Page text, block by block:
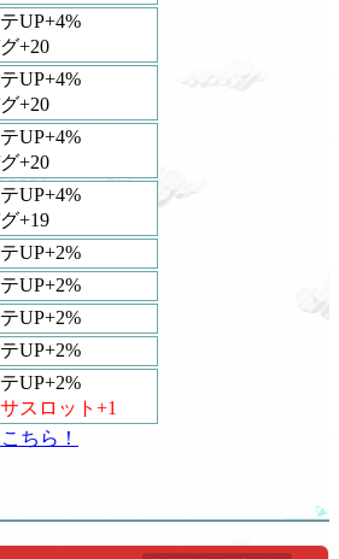
UP+4%
+20
UP+4%
+20
UP+4%
+20
UP+4%
+19
UP+2%
UP+2%
UP+2%
UP+2%
UP+2%
スロット+1
ちら！